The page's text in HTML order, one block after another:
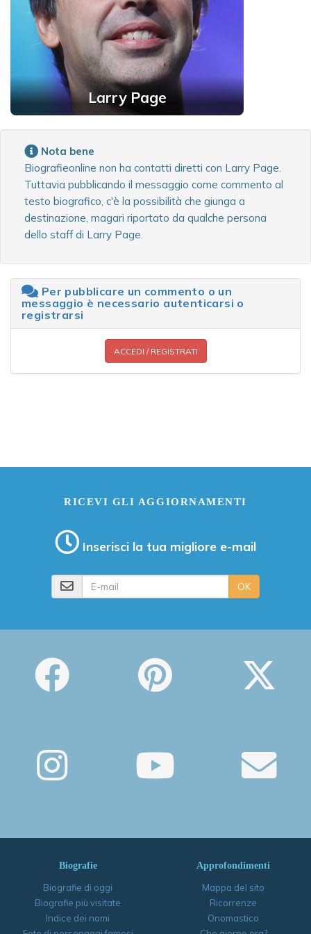
Larry Page
Nota bene
Biografieonline non ha contatti diretti con Larry Page.
Tuttavia pubblicando il messaggio come commento al
testo biografico, c'è la possibilità che giunga a
destinazione, magari riportato da qualche persona
dello staff di Larry Page.
Per pubblicare un commento o un
messaggio è necessario autenticarsi o
registrarsi
ACCEDI / REGISTRATI
RICEVI GLI AGGIORNAMENTI
Inserisci la tua migliore e-mail
OK
Biografie
Biografie di oggi
Biografie più visitate
Indice dei nomi
Approfondimenti
Mappa del sito
Ricorrenze
Onomastico